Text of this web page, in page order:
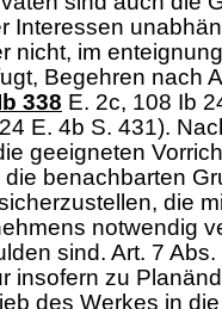
Interessen
nicht, im
Begehren nach
338 E. 2c, 108 Ib
E. 4b S. 431).
geeigneten
benachbarten
die
notwendig
sind. Art. 7
insofern zu
des Werkes in